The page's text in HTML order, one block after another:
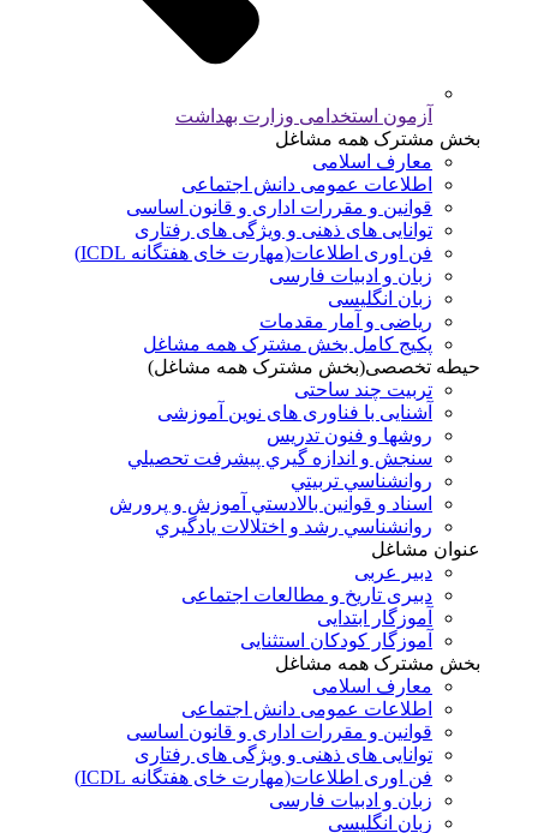
آزمون استخدامی وزارت بهداشت
بخش مشترک همه مشاغل
معارف اسلامی
اطلاعات عمومی دانش اجتماعی
قوانین و مقررات اداری و قانون اساسی
توانایی های ذهنی و ویژگی های رفتاری
فن اوری اطلاعات(مهارت خای هفتگانه ICDL)
زبان و ادبیات فارسی
زبان انگلیسی
ریاضی و آمار مقدمات
پکیج کامل بخش مشترک همه مشاغل
حیطه تخصصی(بخش مشترک همه مشاغل)
تربیت چند ساحتی
آشنایی با فناوری های نوین آموزشی
روشها و فنون تدريس
سنجش و اندازه گيري پيشرفت تحصيلي
روانشناسي تربيتي
اسناد و قوانين بالادستي آموزش و پرورش
روانشناسي رشد و اختلالات يادگيري
عنوان مشاغل
دبير عربی
دبیری تاریخ و مطالعات اجتماعی
آموزگار ابتدایی
آموزگار کودکان استثنایی
بخش مشترک همه مشاغل
معارف اسلامی
اطلاعات عمومی دانش اجتماعی
قوانین و مقررات اداری و قانون اساسی
توانایی های ذهنی و ویژگی های رفتاری
فن اوری اطلاعات(مهارت خای هفتگانه ICDL)
زبان و ادبیات فارسی
زبان انگلیسی